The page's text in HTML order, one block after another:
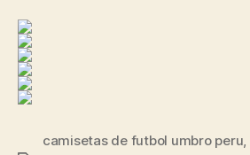
camisetas de futbol umbro peru,